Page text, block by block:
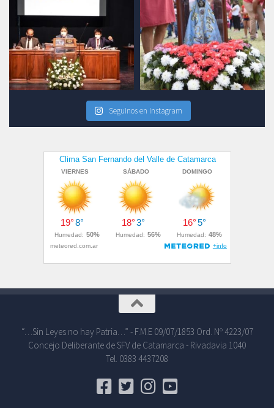
Seguinos en Instagram
“…Sin Leyes no hay Patria…” - F.M.E 09/07/1853 Ord. Nº 4223/07
Concejo Deliberante de SFV de Catamarca - Rivadavia 1040
Tel. 0383 4437208